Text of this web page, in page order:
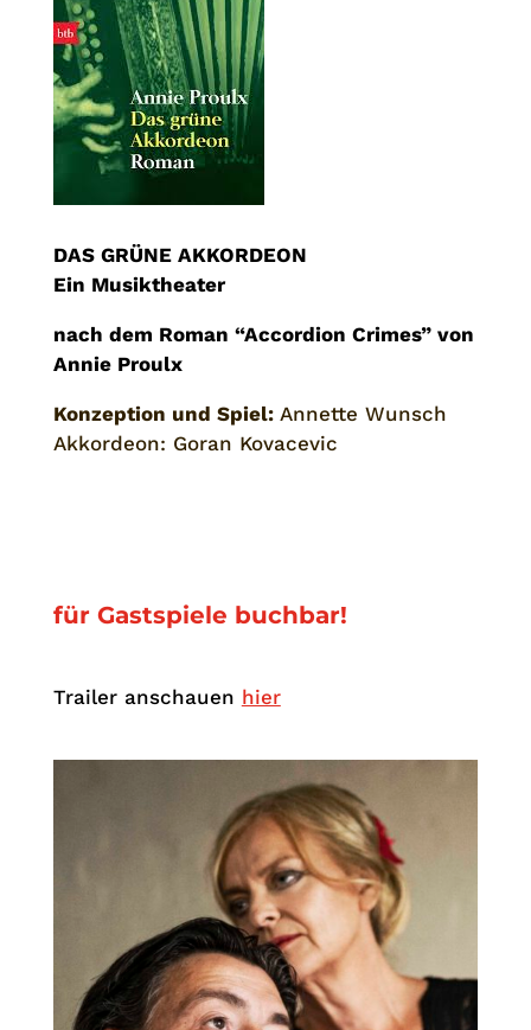
DAS GRÜNE AKKORDEON
Ein Musiktheater
nach dem Roman “Accordion Crimes” von
Annie Proulx
Konzeption und Spiel:Annette Wunsch
Akkordeon: Goran Kovacevic
für Gastspiele buchbar!
Trailer anschauen hier